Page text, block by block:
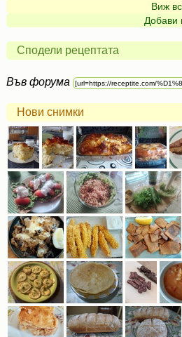
Виж
Добави
Сподели рецептата
Във форума
Нови снимки